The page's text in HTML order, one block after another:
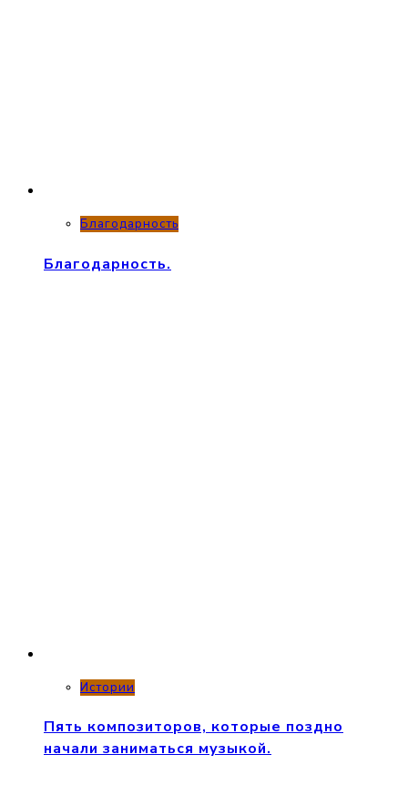
Благодарность
Благодарность.
Истории
Пять композиторов, которые поздно
начали заниматься музыкой.